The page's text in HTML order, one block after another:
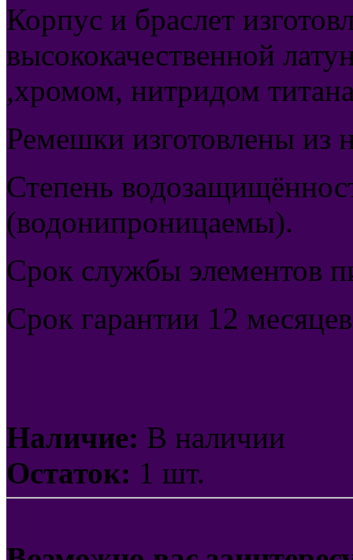
Корпус и браслет
высококачественной
,хромом, нитридом
Ремешки изготовлены из
Степень
(водонипроницаемы).
Срок службы элементов
Срок гарантии 12
Наличие: В наличии
Остаток: 1 шт.